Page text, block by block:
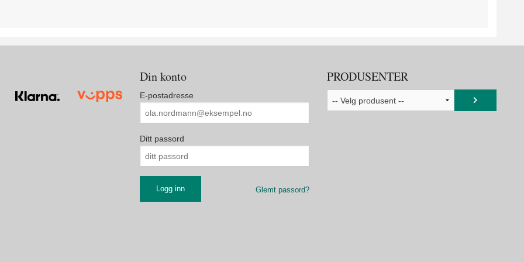
Din konto
E-postadresse
Ditt passord
Glemt passord?
PRODUSENTER